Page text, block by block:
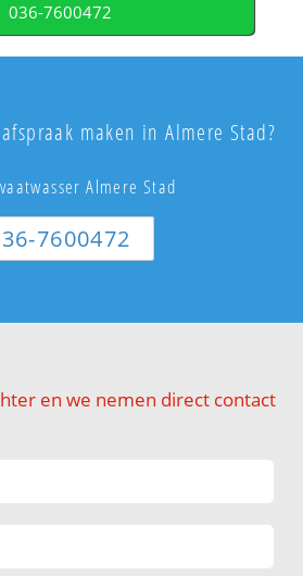
036-7600472
maken in Almere Stad?
Almere Stad
7600472
en we nemen direct contact